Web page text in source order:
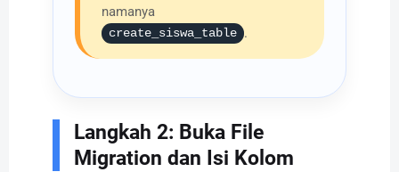
namanya
create_siswa_table .
Langkah 2: Buka File
Migration dan Isi Kolom